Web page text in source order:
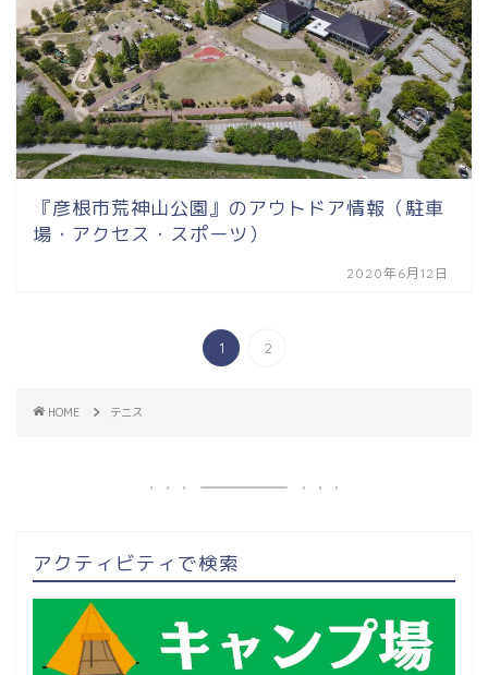
『彦根市荒神山公園』のアウトドア情報（駐車
場・アクセス・スポーツ）
2020年6月12日
1 2
HOME テニス
アクティビティで検索